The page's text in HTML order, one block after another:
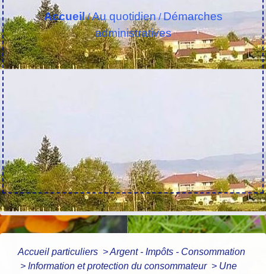
Accueil/Au quotidien/Démarches
administratives
Accueil particuliers >Argent - Impôts - Consommation
> Information et protection du consommateur > Une